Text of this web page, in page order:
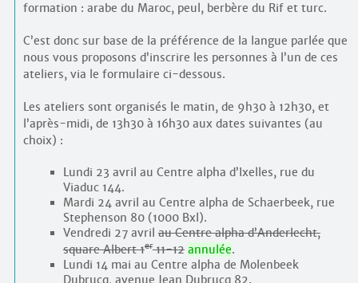
formation : arabe du Maroc, peul, berbère du Rif et turc.
C’est donc sur base de la préférence de la langue parlée que
nous vous proposons d’inscrire les personnes à l’un de ces
ateliers, via le formulaire ci-dessous.
Les ateliers sont organisés le matin, de 9h30 à 12h30, et
l’après-midi, de 13h30 à 16h30 aux dates suivantes (au
choix) :
Lundi 23 avril au Centre alpha d’Ixelles, rue du
Viaduc 144.
Mardi 24 avril au Centre alpha de Schaerbeek, rue
Stephenson 80 (1000 Bxl).
Vendredi 27 avril au Centre alpha d’Anderlecht,
square Albert 1er11-12 annulée.
Lundi 14 mai au Centre alpha de Molenbeek
Dubrucq, avenue Jean Dubrucq 82.